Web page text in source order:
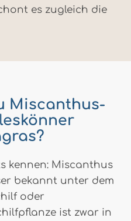
es zugleich die
Miscanthus-
kennen: Miscanthus
bekannt unter dem
oder
ist zwar in